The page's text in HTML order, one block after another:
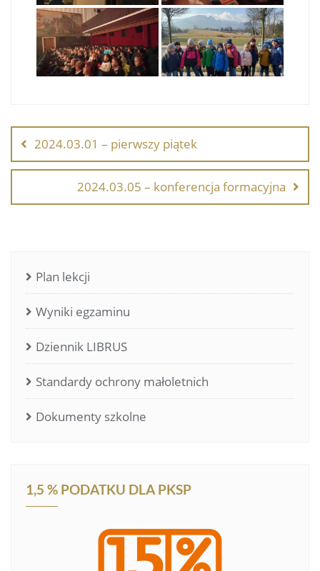
wpisu
2024.03.01 – pierwszy piątek
2024.03.05 – konferencja formacyjna
Plan lekcji
Wyniki egzaminu
Dziennik LIBRUS
Standardy ochrony małoletnich
Dokumenty szkolne
1,5 % PODATKU DLA PKSP